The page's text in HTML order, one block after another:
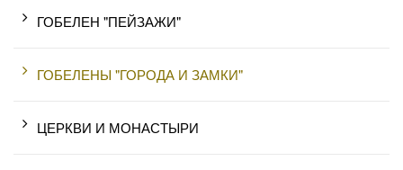
ГОБЕЛЕН "ПЕЙЗАЖИ"
ГОБЕЛЕНЫ "ГОРОДА И ЗАМКИ"
ЦЕРКВИ И МОНАСТЫРИ